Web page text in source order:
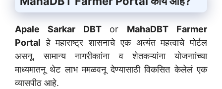
Apale Sarkar DBTor MahaDBT Farmer
Portal हे महाराष्ट्र शासनाचे एक अत्यंत महत्वाचे पोर्टल
असनू, सामान्य नागरीकाांना व शेतकऱ्यांना योजनाांच्या
माध्यमातनू थेट लाभ ममळवनू देण्यासाठी विकसित केलेलं एक
व्यासपीठ आहे.